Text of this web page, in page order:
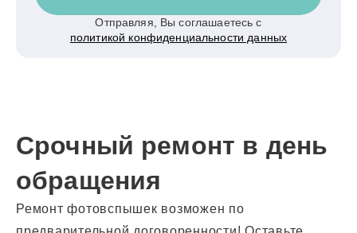
Отправляя, Вы соглашаетесь с
политикой конфиденциальности данных
Срочный ремонт в день
обращения
Ремонт фотовспышек возможен по